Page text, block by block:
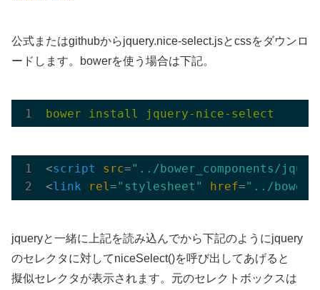
公式またはgithubからjquery.nice-select.jsとcssをダウンロ
ードします。bowerを使う場合は下記。
bower install
<script src="../bower_components/
<link rel="stylesheet" href="../
jqueryと一緒に上記を読み込んでから下記のようにjquery
のセレクタに対してniceSelect()を呼び出してあげると
擬似セレクタが表示されます。元のセレクトボックスは